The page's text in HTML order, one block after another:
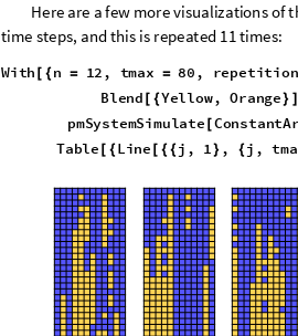
Here are afew morevisualizationsoft
time steps, andthis is repeated 11times:
With [ {n = 12, tmax = 80, repetition
Blend [ {Yellow, Orange} ]
pmSystemSimulate [ConstantAr
Table [ {Line [ {{j , 1} , {j , tma